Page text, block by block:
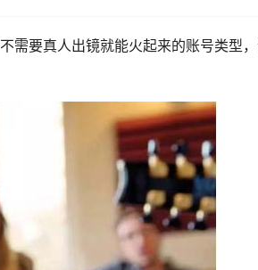
需要真人出镜就能火起来的账号类型